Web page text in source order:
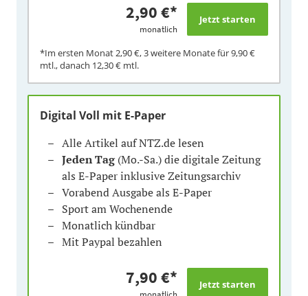
2,90 €*
monatlich
*Im ersten Monat2,90 €, 3 weitere Monate für9,90 €
mtl., danach 12,30 € mtl.
Digital Voll mit E-Paper
Alle Artikel auf NTZ.de lesen
Jeden Tag(Mo.-Sa.) die digitale Zeitung
als E-Paper inklusive Zeitungsarchiv
Vorabend Ausgabe als E-Paper
Sport am Wochenende
Monatlich kündbar
Mit Paypal bezahlen
7,90 €*